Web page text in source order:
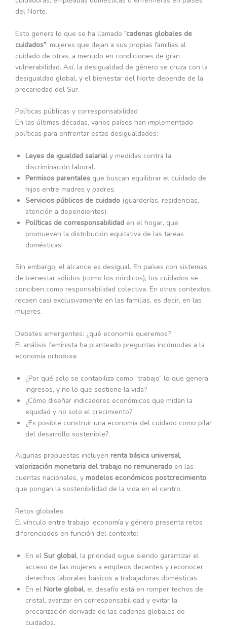
del Norte.
Esto genera lo que se ha llamado “cadenas globales de
cuidados”: mujeres que dejan a sus propias familias al
cuidado de otras, a menudo en condiciones de gran
vulnerabilidad. Así, la desigualdad de género se cruza con la
desigualdad global, y el bienestar del Norte depende de la
precariedad del Sur.
Políticas públicas y corresponsabilidad
En las últimas décadas, varios países han implementado
políticas para enfrentar estas desigualdades:
Leyes de igualdad salarialy medidas contra la
discriminación laboral.
Permisos parentales que buscan equilibrar el cuidado de
hijos entre madres y padres.
Servicios públicos de cuidado (guarderías, residencias,
atención a dependientes).
Políticas de corresponsabilidad en el hogar, que
promueven la distribución equitativa de las tareas
domésticas.
Sin embargo, el alcance es desigual. En países con sistemas
de bienestar sólidos (como los nórdicos), los cuidados se
conciben como responsabilidad colectiva. En otros contextos,
recaen casi exclusivamente en las familias, es decir, en las
mujeres.
Debates emergentes: ¿qué economía queremos?
El análisis feminista ha planteado preguntas incómodas a la
economía ortodoxa:
¿Por qué solo se contabiliza como “trabajo” lo que genera
ingresos, y no lo que sostiene la vida?
¿Cómo diseñar indicadores económicos que midan la
equidad y no solo el crecimiento?
¿Es posible construir una economía del cuidado como pilar
del desarrollo sostenible?
Algunas propuestas incluyen renta básica universal,
valorización monetaria del trabajo no remunerado en las
cuentas nacionales, y modelos económicos postcrecimiento
que pongan la sostenibilidad de la vida en el centro.
Retos globales
El vínculo entre trabajo, economía y género presenta retos
diferenciados en función del contexto:
En el Sur global, la prioridad sigue siendo garantizar el
acceso de las mujeres a empleos decentes y reconocer
derechos laborales básicos a trabajadoras domésticas.
En el Norte global, el desafío está en romper techos de
cristal, avanzar en corresponsabilidad y evitar la
precarización derivada de las cadenas globales de
cuidados.